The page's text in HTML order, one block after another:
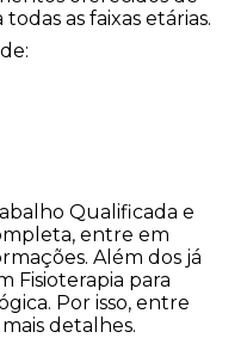
as faixas etárias.
Qualificada e
entre em
Além dos já
Fisioterapia para
Por isso, entre
detalhes.